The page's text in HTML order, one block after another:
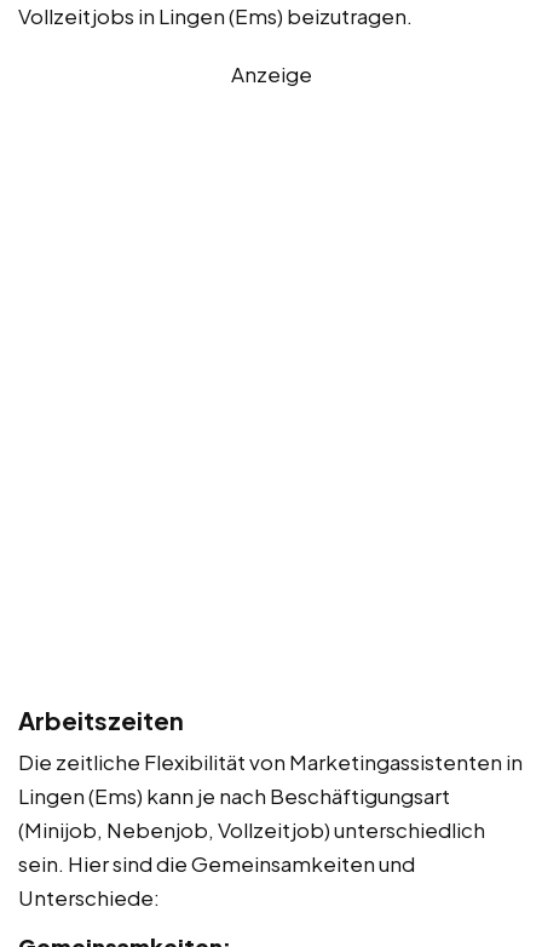
Vollzeitjobs in Lingen (Ems) beizutragen.
Anzeige
Arbeitszeiten
Die zeitliche Flexibilität von Marketingassistenten in
Lingen (Ems) kann je nach Beschäftigungsart
(Minijob, Nebenjob, Vollzeitjob) unterschiedlich
sein. Hier sind die Gemeinsamkeiten und
Unterschiede: